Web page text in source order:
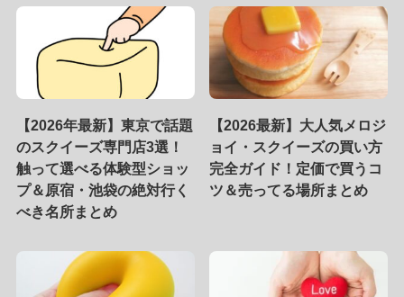
【2026年最新】東京で話題
のスクイーズ専門店3選！
触って選べる体験型ショッ
プ＆原宿・池袋の絶対行く
べき名所まとめ
【2026最新】大人気メロジ
ョイ・スクイーズの買い方
完全ガイド！定価で買うコ
ツ＆売ってる場所まとめ